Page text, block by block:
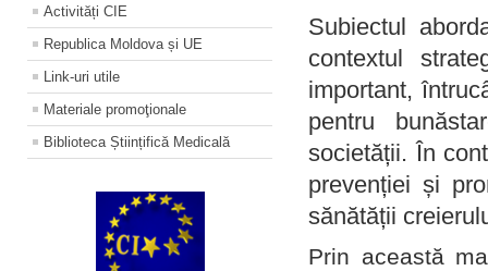
Activități CIE
Republica Moldova și UE
Link-uri utile
Materiale promoţionale
Biblioteca Științifică Medicală
Subiectul
contextul
important,
pentru
societății. În
prevenției și
sănătății
Prin această